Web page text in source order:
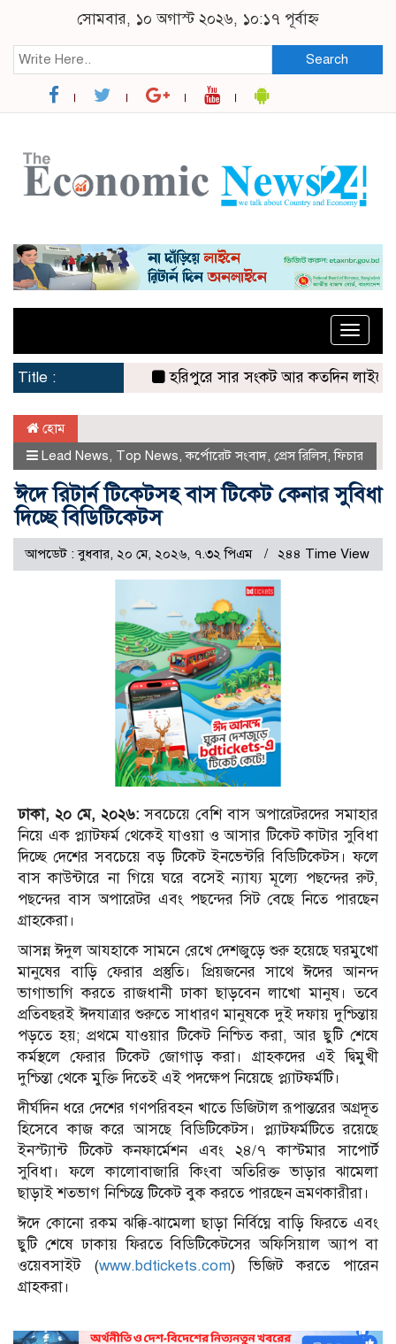
সোমবার, ১০ অগাস্ট ২০২৬, ১০:১৭ পূর্বাহ্ন
Search
Toggle
Title :
হরিপুরে সার সংকট আর কতদিন লাইনে
হোম
Lead News Top News ,কর্পোরেট সংবাদ প্রেস রিলিস,ফিচার
ঈদে রিটার্ন টিকেটসহ বাস টিকেট কেনার সুবিধা
দিচ্ছে বিডিটিকেটস
আপডেট : বুধবার, ২০ মে, ২০২৬, ৭.৩২ পিএম ২৪৪ Time View
ঢাকা, ২০ মে, ২০২৬: সবচেয়ে বেশি বাস অপারেটরদের সমাহার
নিয়ে এক প্ল্যাটফর্ম থেকেই যাওয়া ও আসার টিকেট কাটার সুবিধা
দিচ্ছে দেশের সবচেয়ে বড় টিকেট ইনভেন্টরি বিডিটিকেটস। ফলে
বাস কাউন্টারে না গিয়ে ঘরে বসেই ন্যায্য মূল্যে পছন্দের রুট,
পছন্দের বাস অপারেটর এবং পছন্দের সিট বেছে নিতে পারছেন
গ্রাহকেরা।
আসন্ন ঈদুল আযহাকে সামনে রেখে দেশজুড়ে শুরু হয়েছে ঘরমুখো
মানুষের বাড়ি ফেরার প্রস্তুতি। প্রিয়জনের সাথে ঈদের আনন্দ
ভাগাভাগি করতে রাজধানী ঢাকা ছাড়বেন লাখো মানুষ। তবে
প্রতিবছরই ঈদযাত্রার শুরুতে সাধারণ মানুষকে দুই দফায় দুশ্চিন্তায়
পড়তে হয়; প্রথমে যাওয়ার টিকেট নিশ্চিত করা, আর ছুটি শেষে
কর্মস্থলে ফেরার টিকেট জোগাড় করা। গ্রাহকদের এই দ্বিমুখী
দুশ্চিন্তা থেকে মুক্তি দিতেই এই পদক্ষেপ নিয়েছে প্ল্যাটফর্মটি।
দীর্ঘদিন ধরে দেশের গণপরিবহন খাতে ডিজিটাল রূপান্তরের অগ্রদূত
হিসেবে কাজ করে আসছে বিডিটিকেটস। প্ল্যাটফর্মটিতে রয়েছে
ইনস্ট্যান্ট টিকেট কনফার্মেশন এবং ২৪/৭ কাস্টমার সাপোর্ট
সুবিধা। ফলে কালোবাজারি কিংবা অতিরিক্ত ভাড়ার ঝামেলা
ছাড়াই শতভাগ নিশ্চিন্তে টিকেট বুক করতে পারছেন ভ্রমণকারীরা।
ঈদে কোনো রকম ঝক্কি-ঝামেলা ছাড়া নির্বিঘ্নে বাড়ি ফিরতে এবং
ছুটি শেষে ঢাকায় ফিরতে বিডিটিকেটসের অফিসিয়াল অ্যাপ বা
ওয়েবসাইট (www.bdtickets.com) ভিজিট করতে পারেন
গ্রাহকরা।